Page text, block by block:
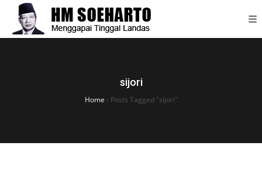
sijori
Home › Posts Tagged "sijori"